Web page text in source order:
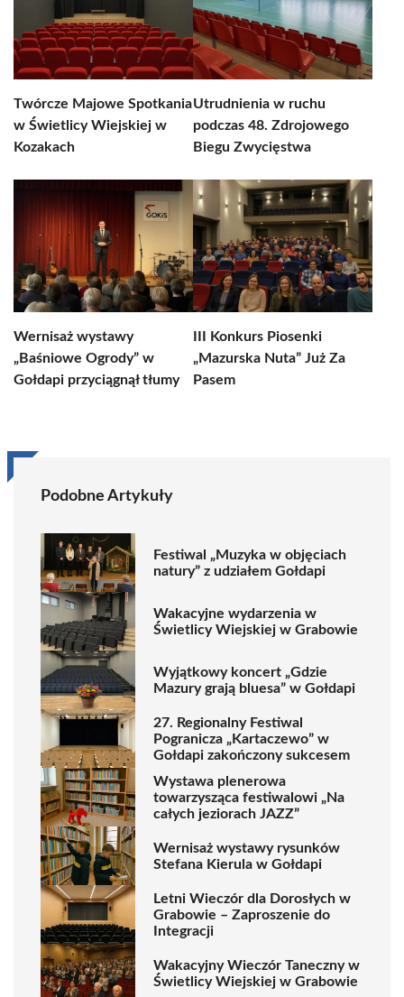
Twórcze Majowe Spotkania
w Świetlicy Wiejskiej w
Kozakach
Utrudnienia w ruchu
podczas 48. Zdrojowego
Biegu Zwycięstwa
Wernisaż wystawy
„Baśniowe Ogrody” w
Gołdapi przyciągnął tłumy
III Konkurs Piosenki
„Mazurska Nuta” Już Za
Pasem
Podobne Artykuły
Festiwal „Muzyka w objęciach
natury” z udziałem Gołdapi
Wakacyjne wydarzenia w
Świetlicy Wiejskiej w Grabowie
Wyjątkowy koncert „Gdzie
Mazury grają bluesa” w Gołdapi
27. Regionalny Festiwal
Pogranicza „Kartaczewo” w
Gołdapi zakończony sukcesem
Wystawa plenerowa
towarzysząca festiwalowi „Na
całych jeziorach JAZZ”
Wernisaż wystawy rysunków
Stefana Kierula w Gołdapi
Letni Wieczór dla Dorosłych w
Grabowie – Zaproszenie do
Integracji
Wakacyjny Wieczór Taneczny w
Świetlicy Wiejskiej w Grabowie